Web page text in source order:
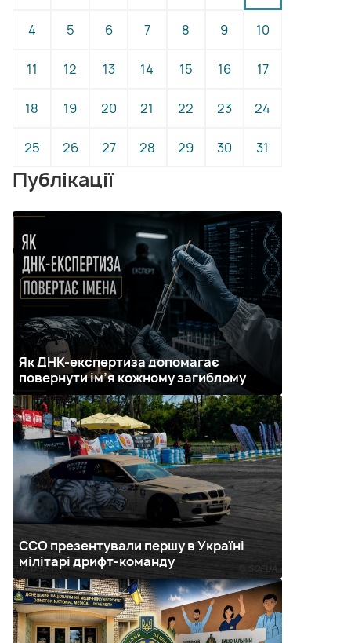
4 5 6 7 8 9 10
11 12 13 14 15 16 17
18 19 20 21 22 23 24
25 26 27 28 29 30 31
Публікації
Як ДНК-експертиза допомагає
повернути ім’я кожному загиблому
ССО презентували першу в Україні
мілітарі дрифт-команду